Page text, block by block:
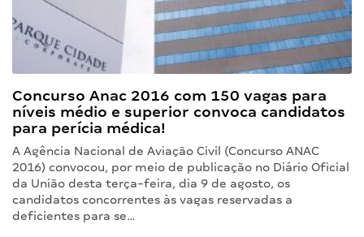
Concurso Anac 2016 com 150 vagas para
níveis médio e superior convoca candidatos
para perícia médica!
A Agência Nacional de Aviação Civil (Concurso ANAC
2016) convocou, por meio de publicação no Diário Oficial
da União desta terça-feira, dia 9 de agosto, os
candidatos concorrentes às vagas reservadas a
deficientes para se…